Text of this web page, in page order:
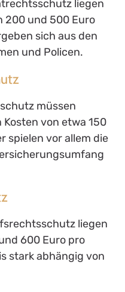
liegen
200 und 500 Euro
sich aus den
und Policen.
müssen
von etwa 150
spielen vor allem die
liegen
600 Euro pro
stark abhängig von